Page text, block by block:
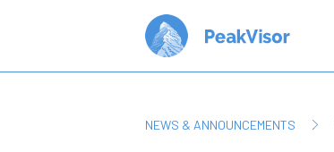
NEWS & ANNOUNCEMENTS